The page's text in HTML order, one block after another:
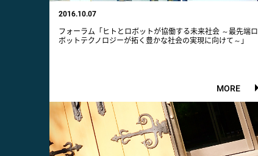
2016.10.07
フォーラム「ヒトとロボットが協働する未来社会 ～最先端ロ
ボットテクノロジーが拓く豊かな社会の実現に向けて～」
MORE